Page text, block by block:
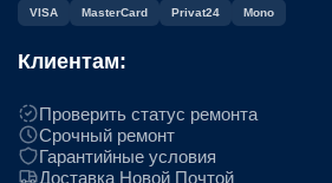
VISA MasterCard Privat24 Mono
Клиентам:
Проверить статус ремонта
Срочный ремонт
Гарантийные условия
Доставка Новой Почтой